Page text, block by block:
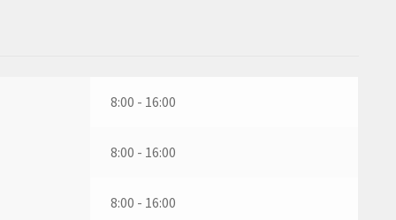
8:00 - 16:00
8:00 - 16:00
8:00 - 16:00